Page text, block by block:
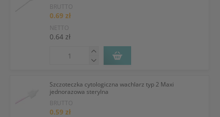
BRUTTO
0.69 zł
NETTO
0.64 zł
Szczoteczka cytologiczna wachlarz typ 2 Maxi
jednorazowa sterylna
BRUTTO
0.59 zł